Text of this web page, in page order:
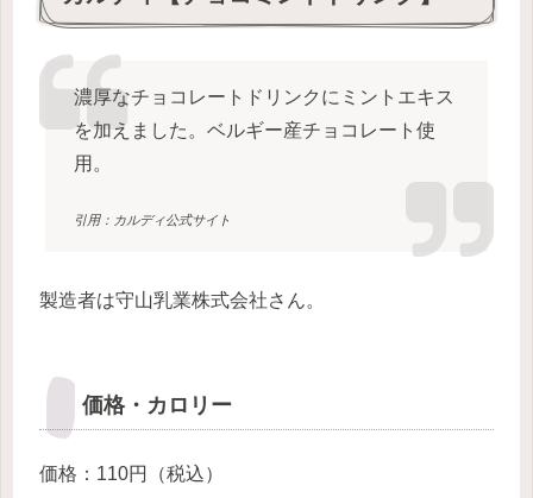
濃厚なチョコレートドリンクにミントエキス
を加えました。ベルギー産チョコレート使
用。
引用：カルディ公式サイト
製造者は守山乳業株式会社さん。
価格・カロリー
価格：110円（税込）